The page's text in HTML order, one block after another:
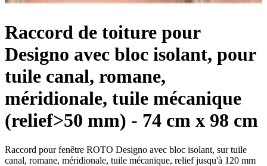
Raccord de toiture pour
Designo avec bloc isolant, pour
tuile canal, romane,
méridionale, tuile mécanique
(relief>50 mm) - 74 cm x 98 cm
Raccord pour fenêtre ROTO Designo avec bloc isolant, sur tuile
canal, romane, méridionale, tuile mécanique, relief jusqu'à 120 mm